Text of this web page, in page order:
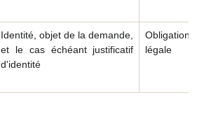
Identité, objet de la demande,
et le cas échéant justificatif
d'identité
Obligation
légale